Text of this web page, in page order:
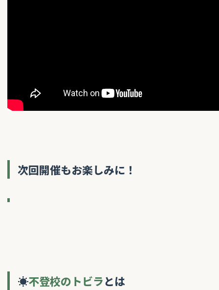
次回開催もお楽しみに！
☀不登校のトビラとは